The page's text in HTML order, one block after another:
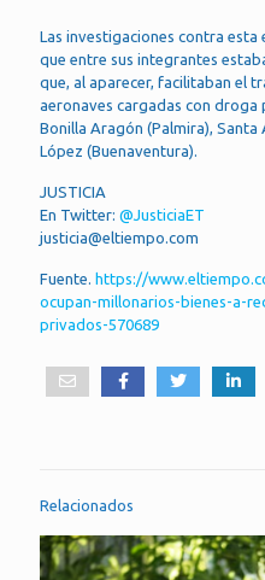
Las investigaciones contra
que entre sus integrantes
que, al aparecer, facilitaban el
aeronaves cargadas con
Bonilla Aragón (Palmira),
López (Buenaventura).
JUSTICIA
En Twitter: @JusticiaET
justicia@eltiempo.com
Fuente. https://
ocupan-millonarios-bienes-a-
privados-570689
Relacionados